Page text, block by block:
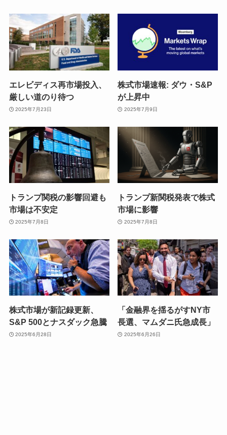
エレビディス再市場投入、
厳しい道のり待つ
2025年7月23日
株式市場速報: ダウ・S&P
が上昇中
2025年7月9日
トランプ関税の影響回避も
市場は不安定
2025年7月8日
トランプ新関税発表で株式
市場に影響
2025年7月8日
株式市場が新記録更新、
S&P 500とナスダック急騰
2025年6月28日
「金融界を揺るがすNY市
長選、マムダニ氏急成長」
2025年6月26日